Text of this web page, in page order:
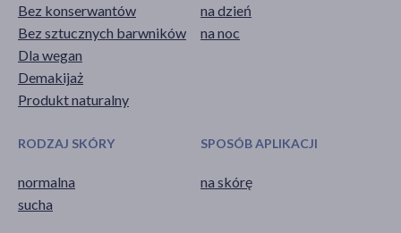
Bez konserwantów
Bez sztucznych barwników
Dla wegan
Demakijaż
Produkt naturalny
na dzień
na noc
RODZAJ SKÓRY
normalna
sucha
SPOSÓB APLIKACJI
na skórę